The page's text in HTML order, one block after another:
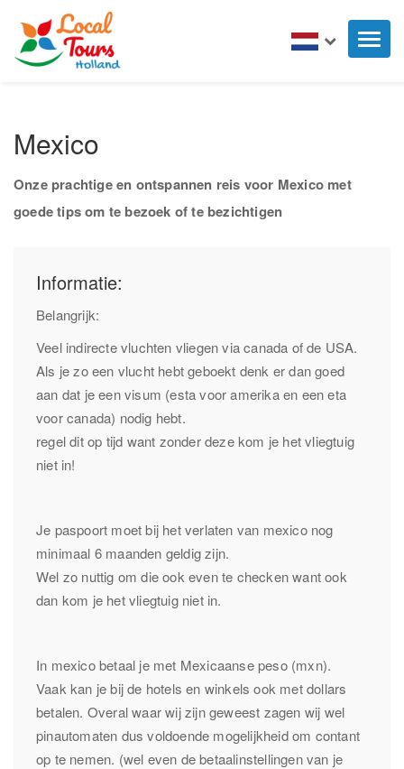
Mexico
Onze prachtige en ontspannen reis voor Mexico met
goede tips om te bezoek of te bezichtigen
Informatie:
Belangrijk:
Veel indirecte vluchten vliegen via canada of de USA.
Als je zo een vlucht hebt geboekt denk er dan goed
aan dat je een visum (esta voor amerika en een eta
voor canada) nodig hebt.
regel dit op tijd want zonder deze kom je het vliegtuig
niet in!
Je paspoort moet bij het verlaten van mexico nog
minimaal 6 maanden geldig zijn.
Wel zo nuttig om die ook even te checken want ook
dan kom je het vliegtuig niet in.
In mexico betaal je met Mexicaanse peso (mxn).
Vaak kan je bij de hotels en winkels ook met dollars
betalen. Overal waar wij zijn geweest zagen wij wel
pinautomaten dus voldoende mogelijkheid om contant
op te nemen. (wel even de betaalinstellingen van je